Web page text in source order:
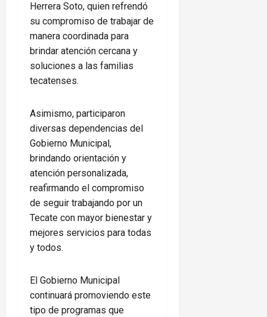
Herrera Soto, quien refrendó
su compromiso de trabajar de
manera coordinada para
brindar atención cercana y
soluciones a las familias
tecatenses.
Asimismo, participaron
diversas dependencias del
Gobierno Municipal,
brindando orientación y
atención personalizada,
reafirmando el compromiso
de seguir trabajando por un
Tecate con mayor bienestar y
mejores servicios para todas
y todos.
El Gobierno Municipal
continuará promoviendo este
tipo de programas que